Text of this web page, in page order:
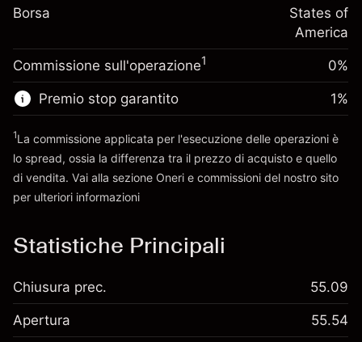
Dimensione dell'operazione a leva
Denaro da leva ~
$4,000.00
Vai alla piattaforma
posizione
%
(-$0.03)
Dimensione dell'operazione a leva
~$5,000.00
Denaro da leva ~
Vai alla piattaforma
Borsa
States of
America
Commissione sull'operazione1 0%
Premio stop garantito 1%
1La commissione applicata per l'esecuzione delle operazioni è
lo spread, ossia la differenza tra il prezzo di acquisto e quello
di vendita. Vai alla sezione Oneri e commissioni del nostro sito
per ulteriori informazioni
Statistiche Principali
Chiusura prec. 55.09
Apertura 55.54